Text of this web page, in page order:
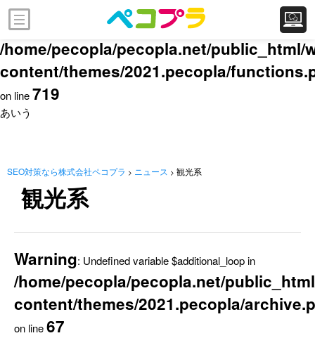
Warning : Attempt to read property "post_type" on null in
/home/pecopla/pecopla.net/public_html/
content/themes/2021.pecopla/
on line719
あいう
SEO対策なら株式会社ペコプラ > ニュース > 観光系
観光系
Warning: Undefined variable $additional_loop in
/home/pecopla/pecopla.net/
content/themes/2021.pecopla/
on line67